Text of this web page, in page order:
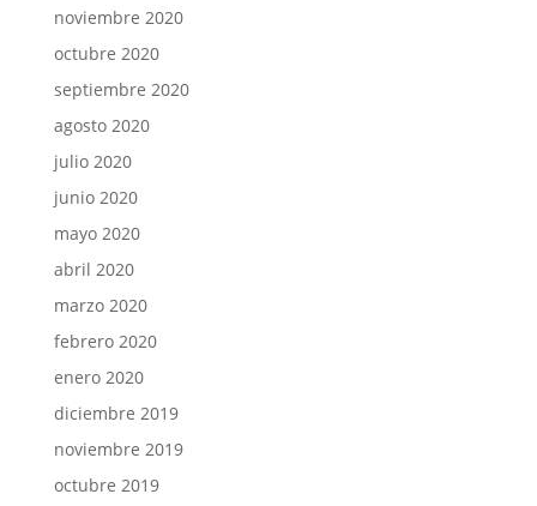
noviembre 2020
octubre 2020
septiembre 2020
agosto 2020
julio 2020
junio 2020
mayo 2020
abril 2020
marzo 2020
febrero 2020
enero 2020
diciembre 2019
noviembre 2019
octubre 2019